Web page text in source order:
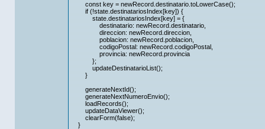
const key = newRecord.destinatario.toLowerCase();
if (!state.destinatariosIndex[key]) {
state.destinatariosIndex[key] = {
destinatario: newRecord.destinatario,
direccion: newRecord.direccion,
poblacion: newRecord.poblacion,
codigoPostal: newRecord.codigoPostal,
provincia: newRecord.provincia
};
updateDestinatarioList();
}
generateNextId();
generateNextNumeroEnvio();
loadRecords();
updateDataViewer();
clearForm(false);
}